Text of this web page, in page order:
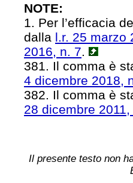
NOTE:
1. Per l’efficacia
dalla l.r. 25 marzo
2016, n. 7.
381. Il comma è
4 dicembre 2018,
382. Il comma è
28 dicembre
Il presente testo non